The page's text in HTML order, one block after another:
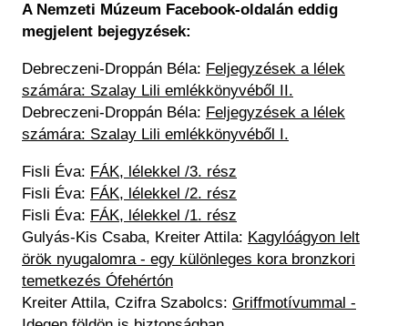
A Nemzeti Múzeum Facebook-oldalán eddig
megjelent bejegyzések:
Debreczeni-Droppán Béla: Feljegyzések a lélek
számára: Szalay Lili emlékkönyvéből II.
Debreczeni-Droppán Béla: Feljegyzések a lélek
számára: Szalay Lili emlékkönyvéből I.
Fisli Éva: FÁK, lélekkel /3. rész
Fisli Éva: FÁK, lélekkel /2. rész
Fisli Éva: FÁK, lélekkel /1. rész
Gulyás-Kis Csaba, Kreiter Attila: Kagylóágyon lelt
örök nyugalomra - egy különleges kora bronzkori
temetkezés Ófehértón
Kreiter Attila, Czifra Szabolcs: Griffmotívummal -